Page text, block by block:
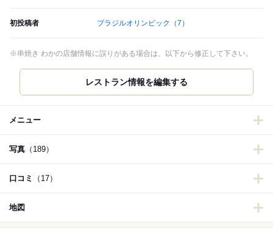
初投稿者 ブラジルオリンピック （7）
※串焼き わかの店舗情報に誤りがある場合は、以下から修正して下さい。
レストラン情報を編集する
メニュー
写真 （189）
口コミ （17）
地図